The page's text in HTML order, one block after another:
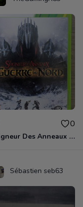
0
Le Seigneur Des Anneaux - La Guerre Du Nord Xbox 360
Sébastien seb63